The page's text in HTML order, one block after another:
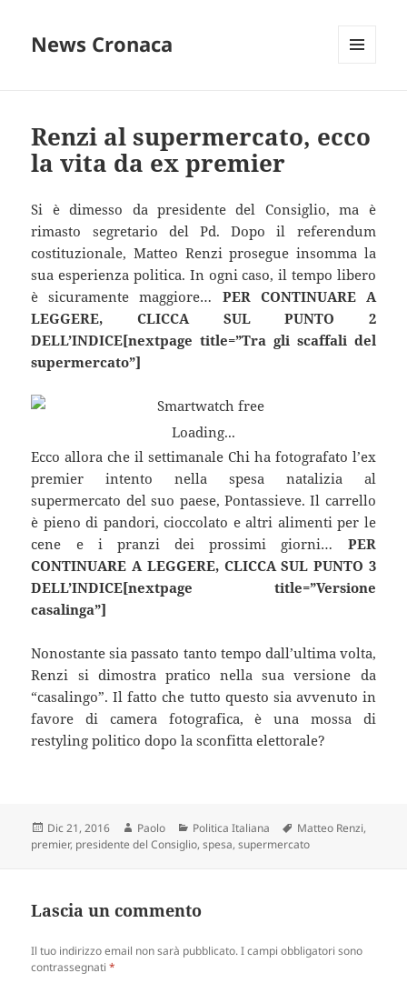
News Cronaca
Renzi al supermercato, ecco
la vita da ex premier
Si è dimesso da presidente del Consiglio, ma è
rimasto segretario del Pd. Dopo il referendum
costituzionale, Matteo Renzi prosegue insomma la
sua esperienza politica. In ogni caso, il tempo libero
è sicuramente maggiore… PER CONTINUARE A
LEGGERE, CLICCA SUL PUNTO 2
DELL’INDICE[nextpage title=”Tra gli scaffali del
supermercato”]
Loading...
Ecco allora che il settimanale Chi ha fotografato l’ex
premier intento nella spesa natalizia al
supermercato del suo paese, Pontassieve. Il carrello
è pieno di pandori, cioccolato e altri alimenti per le
cene e i pranzi dei prossimi giorni… PER
CONTINUARE A LEGGERE, CLICCA SUL PUNTO 3
DELL’INDICE[nextpage title=”Versione
casalinga”]
Nonostante sia passato tanto tempo dall’ultima volta,
Renzi si dimostra pratico nella sua versione da
“casalingo”. Il fatto che tutto questo sia avvenuto in
favore di camera fotografica, è una mossa di
restyling politico dopo la sconfitta elettorale?
Scritto
il
Dic 21, 2016 Autore
Paolo Categorie
Politica Italiana Tag
Matteo Renzi,
premier, presidente del Consiglio,spesa,supermercato
Lascia un commento
Il tuo indirizzo email non sarà pubblicato. I campi obbligatori sono
contrassegnati*